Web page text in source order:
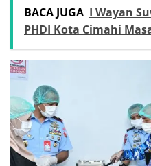
BACA JUGA I Wayan
PHDI Kota Cimahi